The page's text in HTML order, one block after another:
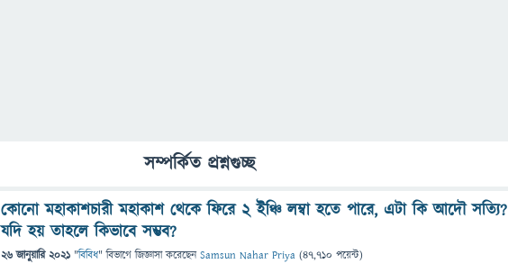
সম্পর্কিত প্রশ্নগুচ্ছ
কোনো মহাকাশচারী মহাকাশ থেকে ফিরে ২ ইঞ্চি লম্বা হতে পারে, এটা কি আদৌ সত্যি?
যদি হয় তাহলে কিভাবে সম্ভব?
26 জানুয়ারি 2021 "বিবিধ" বিভাগে জিজ্ঞাসাকরেছেনSamsun Nahar Priya (47,710 পয়েন্ট)